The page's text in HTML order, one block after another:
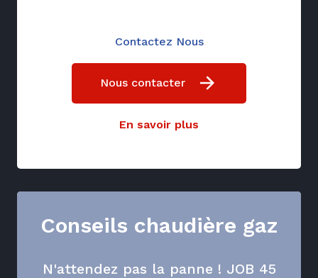
Contactez Nous
Nous contacter
En savoir plus
Conseils chaudière gaz
N'attendez pas la panne ! JOB 45